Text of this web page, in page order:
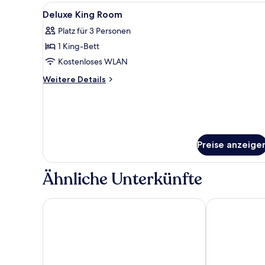
Alle
Fotos
für
Deluxe
King
Room
Ein Badezimmer mit einem
1
Deluxe King Room
Platz für 3 Personen
1 King-Bett
Kostenloses WLAN
Weitere Details
Weitere
Preise
Ähnliche Unterkünfte
Golden Nugget Las Vegas Hotel & CasinoDowntown